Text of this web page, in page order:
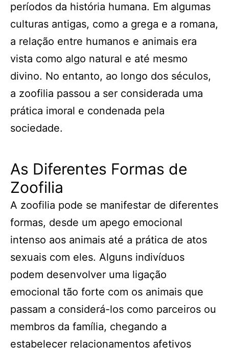
períodos da história humana. Em algumas
culturas antigas, como a grega e a romana,
a relação entre humanos e animais era
vista como algo natural e até mesmo
divino. No entanto, ao longo dos séculos,
a zoofilia passou a ser considerada uma
prática imoral e condenada pela
sociedade.
As Diferentes Formas de
Zoofilia
A zoofilia pode se manifestar de diferentes
formas, desde um apego emocional
intenso aos animais até a prática de atos
sexuais com eles. Alguns indivíduos
podem desenvolver uma ligação
emocional tão forte com os animais que
passam a considerá-los como parceiros ou
membros da família, chegando a
estabelecer relacionamentos afetivos